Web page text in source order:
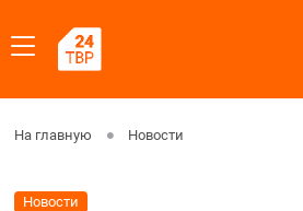
На главную Новости
Новости